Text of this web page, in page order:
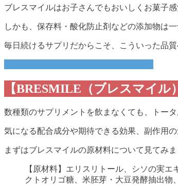
ブレスマイルはお子さんでもおいしくお菓子
しかも、保存料・酸化防止剤などの添加物は一
毎日続けるサプリだからこそ、こういった品
【BRESMILE（ブレスマイル
数種類のサプリメントを飲まなくても、トー
気になる配合成分や期待できる効果、副作用
まずはブレスマイルの原材料について見てみま
【原材料】エリスリトール、シソの実
クトオリゴ糖、米胚芽・大豆発酵抽出